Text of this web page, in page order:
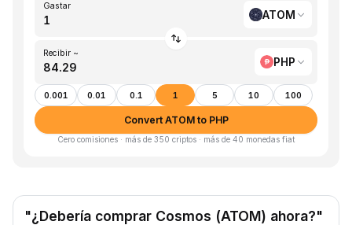
Gastar
ATOM
Recibir ~
PHP
0.001 0.01 0.1 1 5 10 100
Convert ATOM to PHP
Cero comisiones · más de 350 criptos · más de 40 monedas fiat
"¿Debería comprar Cosmos (ATOM) ahora?"